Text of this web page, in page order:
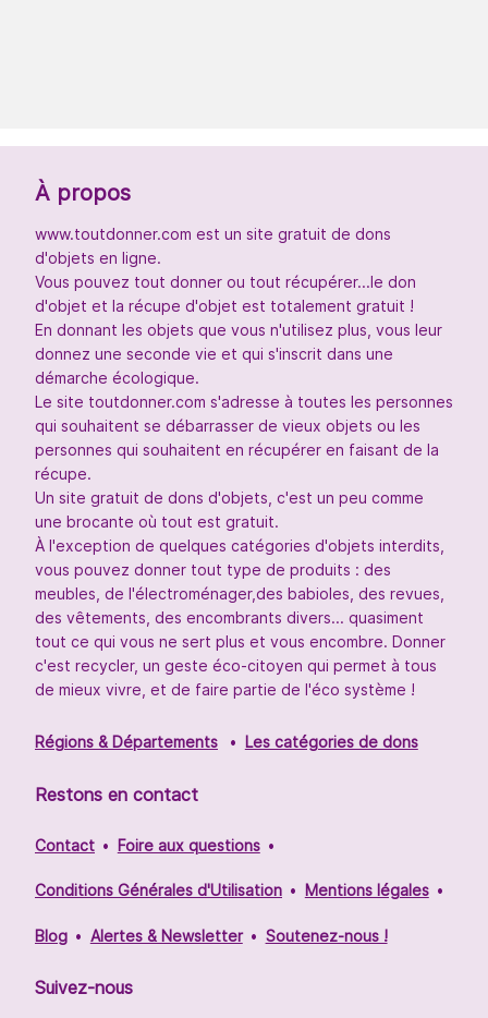
À propos
www.toutdonner.com est un site gratuit de dons
d'objets en ligne.
Vous pouvez tout donner ou tout récupérer...le don
d'objet et la récupe d'objet est totalement gratuit !
En donnant les objets que vous n'utilisez plus, vous leur
donnez une seconde vie et qui s'inscrit dans une
démarche écologique.
Le site toutdonner.com s'adresse à toutes les personnes
qui souhaitent se débarrasser de vieux objets ou les
personnes qui souhaitent en récupérer en faisant de la
récupe.
Un site gratuit de dons d'objets, c'est un peu comme
une brocante où tout est gratuit.
À l'exception de quelques catégories d'objets interdits,
vous pouvez donner tout type de produits : des
meubles, de l'électroménager,des babioles, des revues,
des vêtements, des encombrants divers... quasiment
tout ce qui vous ne sert plus et vous encombre. Donner
c'est recycler, un geste éco-citoyen qui permet à tous
de mieux vivre, et de faire partie de l'éco système !
Régions & Départements Les catégories de dons
Restons en contact
Contact Foire aux questions
Conditions Générales d'Utilisation Mentions légales
Blog Alertes & Newsletter Soutenez-nous !
Suivez-nous